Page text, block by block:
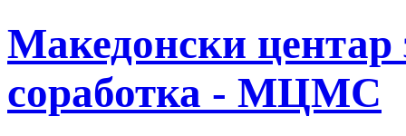
Македонски центар
соработка - МЦМС